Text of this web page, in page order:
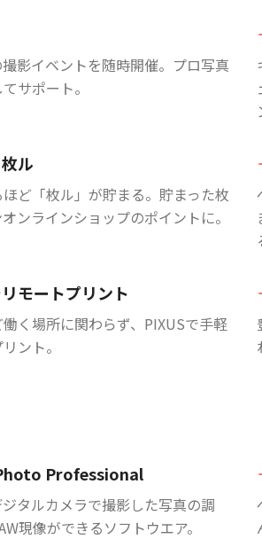
影イベントを随時開催。プロ写真
サポート。
ル
ど「枚ル」が貯まる。貯まった枚
ンラインショップのポイントに。
モートプリント
く場所に関わらず、PIXUSで手軽
ント。
Professional
タルカメラで撮影した写真の調
現像ができるソフトウエア。